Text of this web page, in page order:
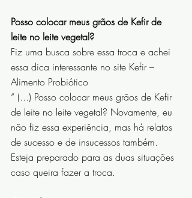
Posso colocar meus grãos de Kefir de
leite no leite vegetal?
Fiz uma busca sobre essa troca e achei
essa dica interessante no site Kefir –
Alimento Probiótico
“ (...) Posso colocar meus grãos de Kefir
de leite no leite vegetal? Novamente, eu
não fiz essa experiência, mas há relatos
de sucesso e de insucessos também.
Esteja preparado para as duas situações
caso queira fazer a troca.